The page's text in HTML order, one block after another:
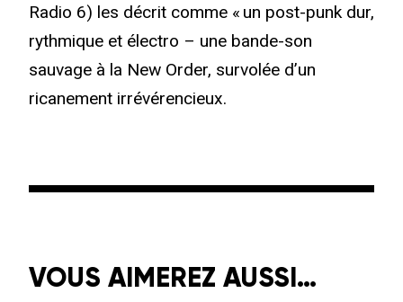
Radio 6) les décrit comme « un post-punk dur,
rythmique et électro – une bande-son
sauvage à la New Order, survolée d’un
ricanement irrévérencieux.
VOUS AIMEREZ AUSSI…